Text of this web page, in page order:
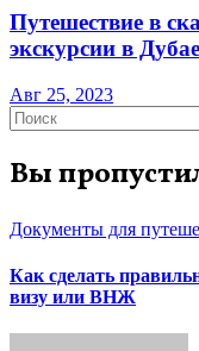
Путешествие в
экскурсии в
Авг 25, 2023
Вы
Документы для
Как сделать
визу или ВНЖ